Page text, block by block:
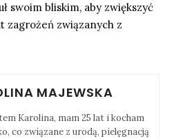
swoim bliskim, aby zwiększyć
zagrożeń związanych z
MAJEWSKA
Karolina, mam 25 lat i kocham
co związane z urodą, pielęgnacją